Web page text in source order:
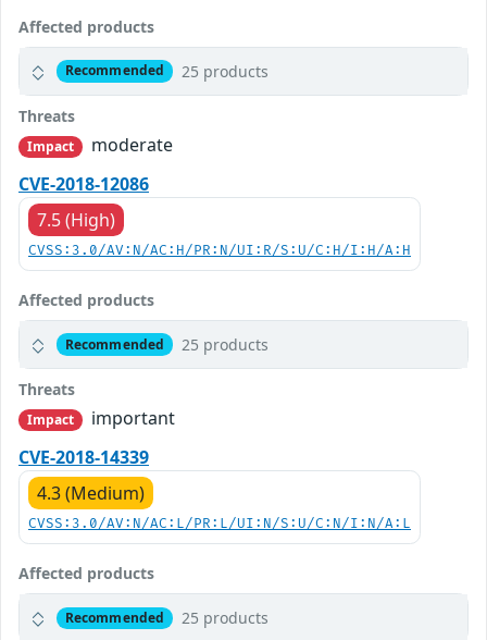
Affected products
Recommended 25 products
Threats
Impact
moderate
CVE-2018-12086
7.5 (High)
CVSS:3.0/AV:N/AC:H/PR:N/UI:R/S:U/C:H/I:H/A:H
Affected products
Recommended 25 products
Threats
Impact
important
CVE-2018-14339
4.3 (Medium)
CVSS:3.0/AV:N/AC:L/PR:L/UI:N/S:U/C:N/I:N/A:L
Affected products
Recommended 25 products